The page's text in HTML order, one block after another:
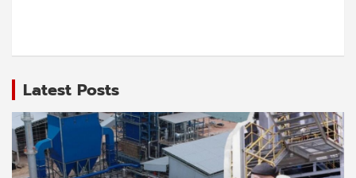
Latest Posts